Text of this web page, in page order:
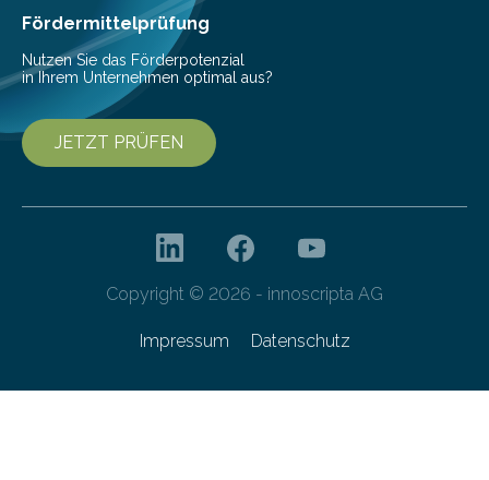
Fördermittelprüfung
Nutzen Sie das Förderpotenzial
in Ihrem Unternehmen optimal aus?
JETZT PRÜFEN
Copyright © 2026 - innoscripta AG
Impressum Datenschutz